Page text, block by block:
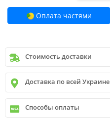
Оплата частями
Стоимость доставки
Киевдо9999 грн. -400 грн.
Киевот9999 грн - БЕСПЛАТНО
Киев пригород +30 грн\км
Доставка по всей Украине
✓Новая почта
✓Деливери
✓Автолюкс
Способы оплаты